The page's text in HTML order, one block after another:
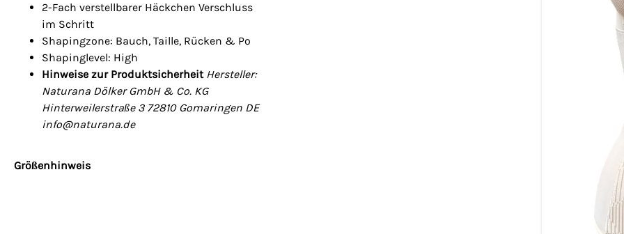
2-Fach verstellbarer Häckchen Verschluss
im Schritt
Shapingzone: Bauch, Taille, Rücken & Po
Shapinglevel: High
Hinweise zur Produktsicherheit Hersteller:
Naturana Dölker GmbH & Co. KG
Hinterweilerstraße 3 72810 Gomaringen DE
info@naturana.de
Größenhinweis